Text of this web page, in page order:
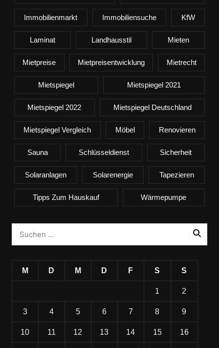
Immobilienmarkt Immobiliensuche KfW
Laminat Landhausstil Mieten
Mietpreise Mietpreisentwicklung Mietrecht
Mietspiegel Mietspiegel 2021
Mietspiegel 2022 Mietspiegel Deutschland
Mietspiegel Vergleich Möbel Renovieren
Sauna Schlüsseldienst Sicherheit
Solaranlagen Solarenergie Tapezieren
Tipps Zum Hauskauf Wärmepumpe
M D M D F S S
1 2
3 4 5 6 7 8 9
10 11 12 13 14 15 16